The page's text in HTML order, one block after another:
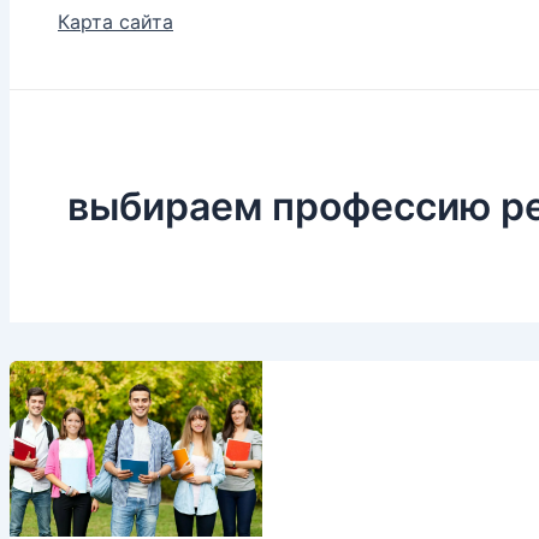
Карта сайта
выбираем профессию